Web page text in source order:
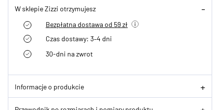
W sklepie Zizzi otrzymujesz
Bezpłatna dostawa od 59 zł
Czas dostawy: 3–4 dni
30-dni na zwrot
Informacje o produkcie